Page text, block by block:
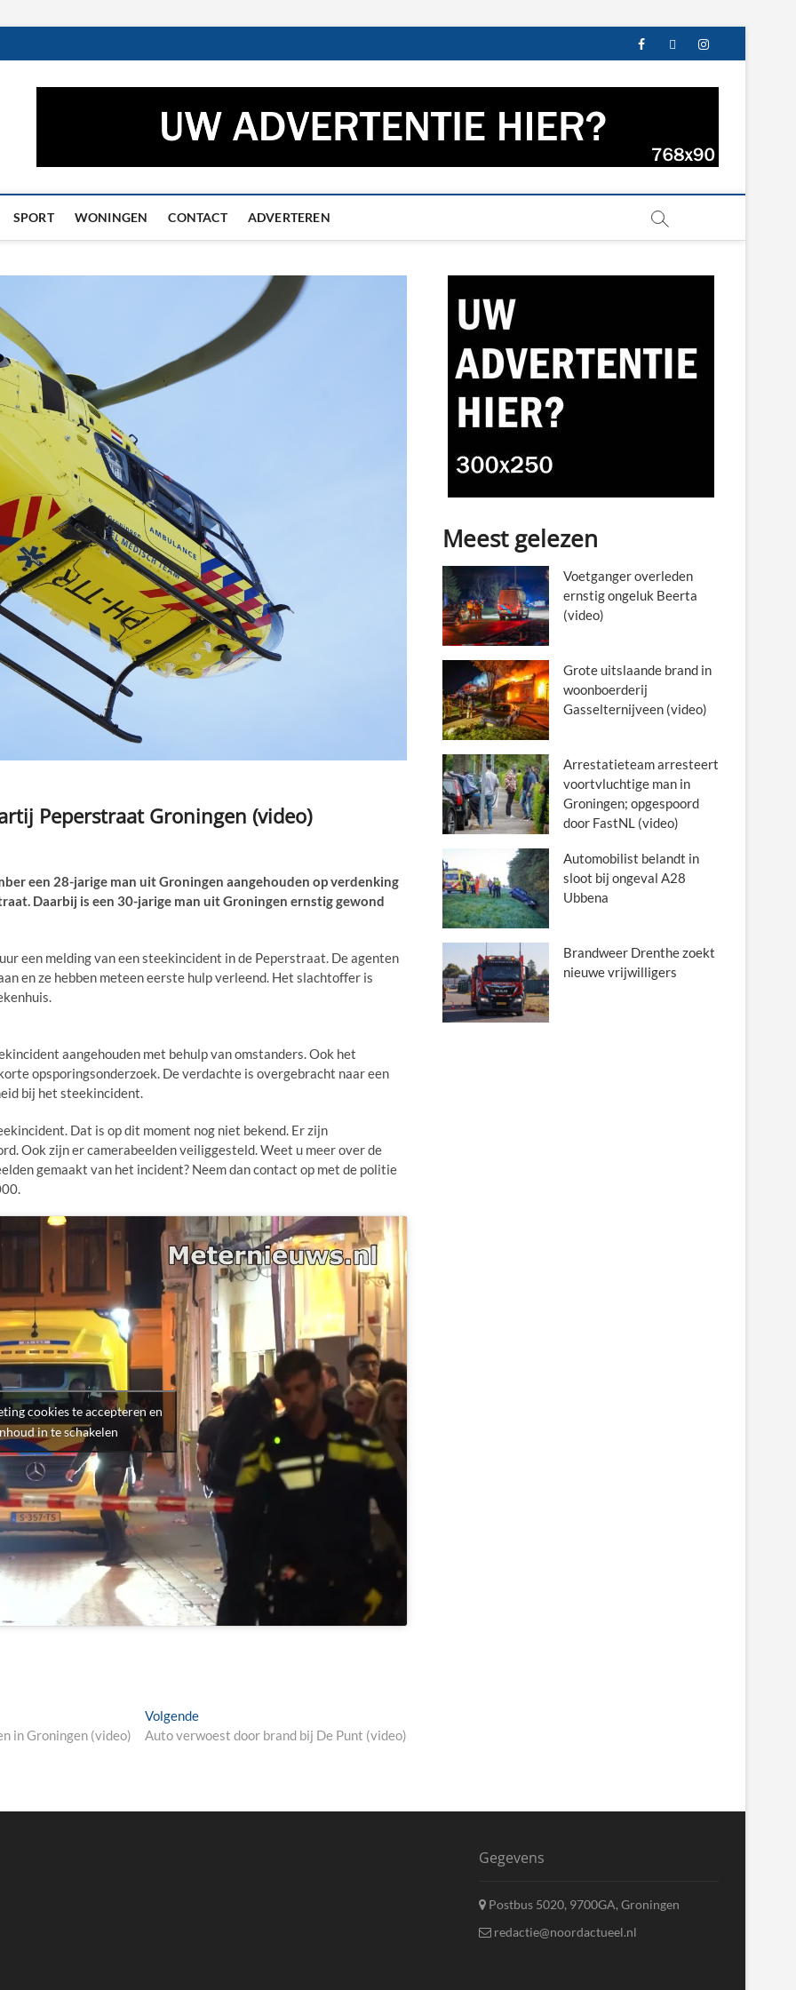
facebooktwitterinstagram
– Het laatste nieuws uit Groningen en
SPORT WONINGEN CONTACT ADVERTEREN
Peperstraat Groningen (video)
een 28-jarige man uit Groningen aangehouden op verdenking
Daarbij is een 30-jarige man uit Groningen ernstig gewond
een melding van een steekincident in de Peperstraat. De agenten
en ze hebben meteen eerste hulp verleend. Het slachtoffer is
aangehouden met behulp van omstanders. Ook het
opsporingsonderzoek. De verdachte is overgebracht naar een
bij het steekincident.
Dat is op dit moment nog niet bekend. Er zijn
Ook zijn er camerabeelden veiliggesteld. Weet u meer over de
gemaakt van het incident? Neem dan contact op met de politie
cookies te accepteren en
in te schakelen
in Groningen (video)
VolgendeNext
post:
Auto verwoest door brand bij De Punt (video)
Meest gelezen
Voetganger overleden
ernstig ongeluk Beerta
(video)
Grote uitslaande brand in
woonboerderij
Gasselternijveen (video)
Arrestatieteam arresteert
voortvluchtige man in
Groningen; opgespoord
door FastNL (video)
Automobilist belandt in
sloot bij ongeval A28
Ubbena
Brandweer Drenthe zoekt
nieuwe vrijwilligers
Gegevens
Postbus 5020, 9700GA, Groningen
redactie@noordactueel.nl